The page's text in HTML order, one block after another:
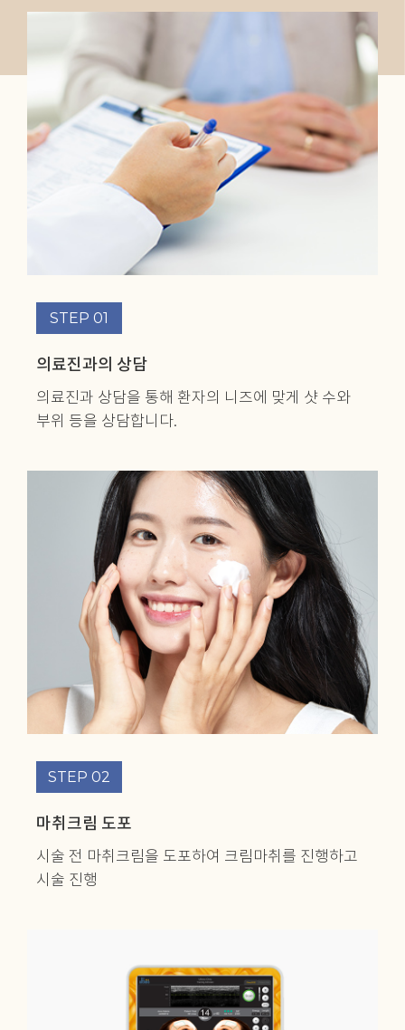
STEP 01
의료진과의 상담
의료진과 상담을 통해 환자의 니즈에 맞게 샷 수와
부위 등을 상담합니다.
STEP 02
마취크림 도포
시술 전 마취크림을 도포하여 크림마취를 진행하고
시술 진행